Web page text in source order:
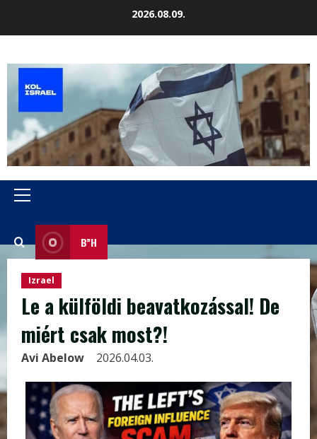
2026.08.09.
Primary
B”H
Izrael
Le a külföldi beavatkozással! De
miért csak most?!
Avi Abelow 2026.04.03.